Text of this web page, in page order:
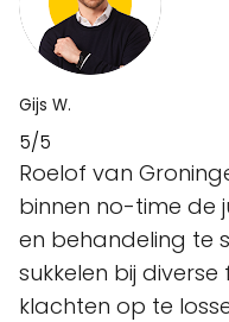
Gijs W.
5/5
Roelof van
binnen no-time de
en behandeling te
sukkelen bij diverse
klachten op te